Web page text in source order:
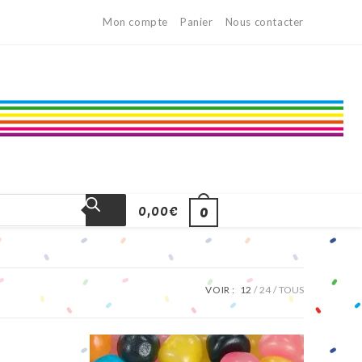
Mon compte Panier Nous contacter
0,00€ 0
VOIR : 12 24 TOUS